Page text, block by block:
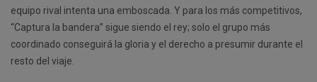
equipo rival intenta una emboscada. Y para los más competitivos,
“Captura la bandera” sigue siendo el rey; solo el grupo más
coordinado conseguirá la gloria y el derecho a presumir durante el
resto del viaje.